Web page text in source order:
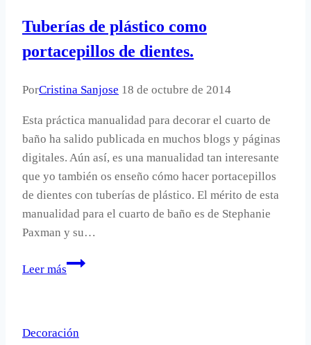
el
árbol.
Tuberías de plástico como
portacepillos de dientes.
PorCristina Sanjose 18 de octubre de 2014
Esta práctica manualidad para decorar el cuarto de
baño ha salido publicada en muchos blogs y páginas
digitales. Aún así, es una manualidad tan interesante
que yo también os enseño cómo hacer portacepillos
de dientes con tuberías de plástico. El mérito de esta
manualidad para el cuarto de baño es de Stephanie
Paxman y su…
Leer más
Tuberías
portacepillos
Decoración